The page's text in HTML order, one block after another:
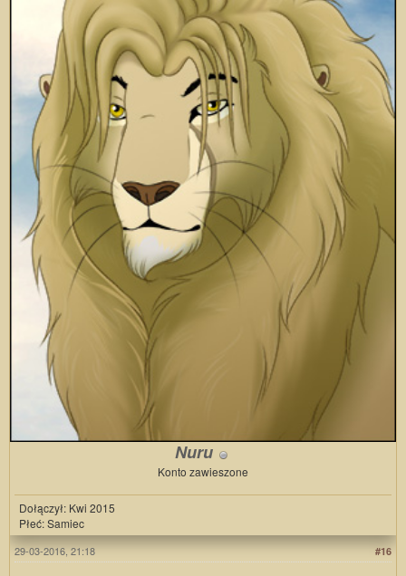
Nuru
Konto zawieszone
Dołączył: Kwi 2015
Płeć: Samiec
#16
29-03-2016, 21:18